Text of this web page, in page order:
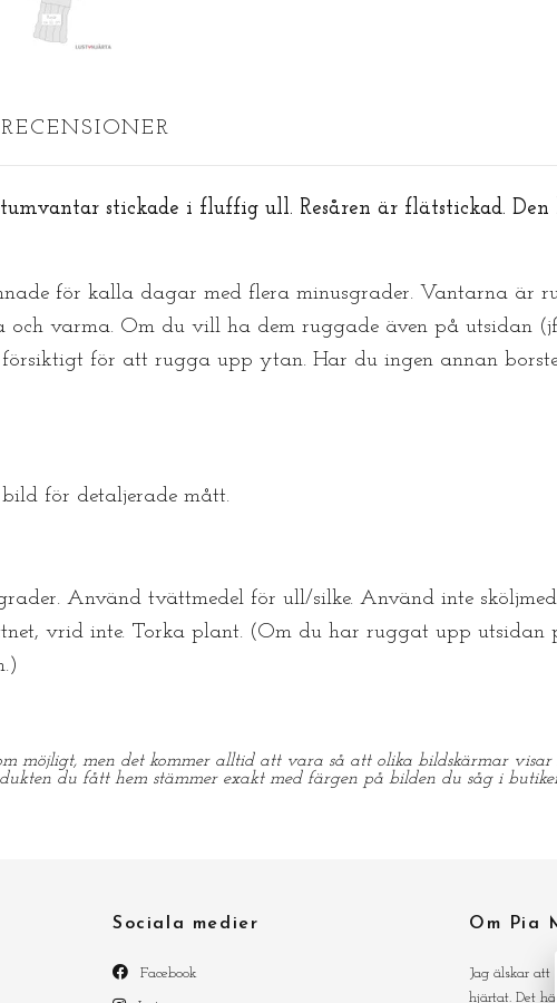
RECENSIONER
stickade i fluffig ull. Resåren är flätstickad.
för kalla dagar med flera minusgrader. Vantarna är
och varma. Om du vill ha dem ruggade även på utsidan
för att rugga upp ytan. Har du ingen annan
för detaljerade mått.
Använd tvättmedel för ull/silke. Använd inte
vrid inte. Torka plant. (Om du har ruggat upp utsidan
möjligt, men det kommer alltid att vara så att olika bildskärmar visar
du fått hem stämmer exakt med färgen på bilden du såg i
Sociala medier
Facebook
Om Pia
Jag älskar att
hjärtat. Det